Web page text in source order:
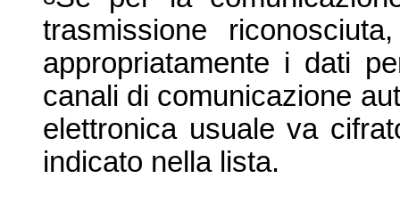
trasmissione
appropriatamente i dati
canali di comunicazione
elettronica usuale va
indicato nella lista.